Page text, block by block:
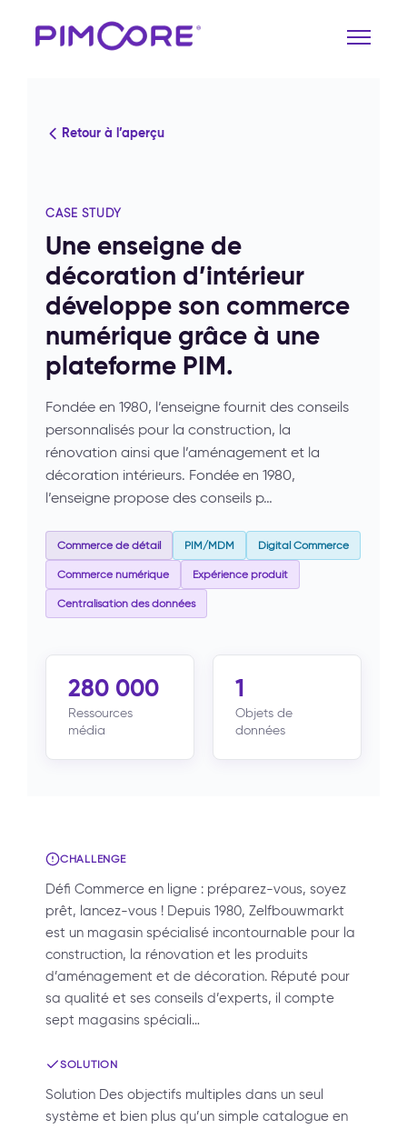
Retour à l’aperçu
CASE STUDY
Une enseigne de
décoration d’intérieur
développe son commerce
numérique grâce à une
plateforme PIM.
Fondée en 1980, l’enseigne fournit des conseils
personnalisés pour la construction, la
rénovation ainsi que l’aménagement et la
décoration intérieurs. Fondée en 1980,
l’enseigne propose des conseils p…
Commerce de détail PIM/MDM Digital Commerce
Commerce numérique Expérience produit
Centralisation des données
280 000
Ressources
média
1
Objets de
données
CHALLENGE
Défi Commerce en ligne : préparez-vous, soyez
prêt, lancez-vous ! Depuis 1980, Zelfbouwmarkt
est un magasin spécialisé incontournable pour la
construction, la rénovation et les produits
d’aménagement et de décoration. Réputé pour
sa qualité et ses conseils d’experts, il compte
sept magasins spéciali…
SOLUTION
Solution Des objectifs multiples dans un seul
système et bien plus qu’un simple catalogue en